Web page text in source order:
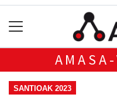
SANTIOAK 2023